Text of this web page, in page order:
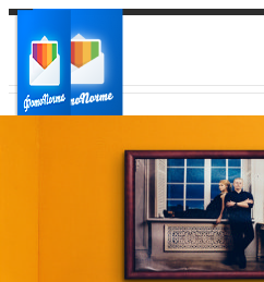
Ваш регион доставки
Выберите из списка: